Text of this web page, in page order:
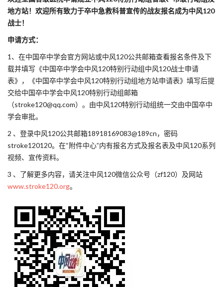
地方站！欢迎所有致力于卒中急救科普宣传的战友报名成为中风120
战士！
申请方式：
1、在中国卒中学会官方网站或中风120公共邮箱查看报名条件及下
载并填写《中国卒中学会中风120特别行动组中风120战士申请
表》，《中国卒中学会中风120特别行动组地方站申请表》填写后提
交给中国卒中学会中风120特别行动组邮箱
（stroke120@qq.com）。由中风120特别行动组统一交由中国卒中
学会审批。
2 、登录中风120公共邮箱18918169083@189cn，密码
stroke120120。在“附件中心”内有报名方式及报名表及中风120系列
视频、宣传资料。
3 、了解更多内容，请关注中风120微信公众号（zf120）及网站
www.stroke120.org。